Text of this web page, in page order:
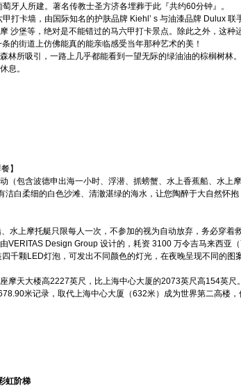
牙人所建。著名传教士圣方济各埋葬于此『共约60分钟』。
打卡墙，由国际知名的护肤品牌 Kiehl’ s 与油漆品牌 Dulux
沙堡等，绝对是不能错过的马六甲打卡景点。除此之外，这种
的街道上仿佛能真的能亲临感受当年那种艺术的美！
林所吸引，一路上几乎都能看到一望无际的绿油油的棕榈树林
息。
】
（包含波德申出海一小时、浮潜、抓螃蟹、水上香蕉船、水上摩
洁白柔细的白色沙滩、清澈湛绿的海水，让您陶醉于大自然怀
水上摩托艇只限每人一次，不参加的视为自动放弃，务必穿着
VERITAS Design Group 设计的，耗资 3100 万令吉马来西亚
千颗LED灯泡，可发出不同颜色的灯光，在夜晚呈现不同的图
摩天大楼高2227英尺，比上海中心大厦的2073英尺高154英尺
米记录，取代上海中心大厦（632米）成为世界第二高楼，
虹阶梯